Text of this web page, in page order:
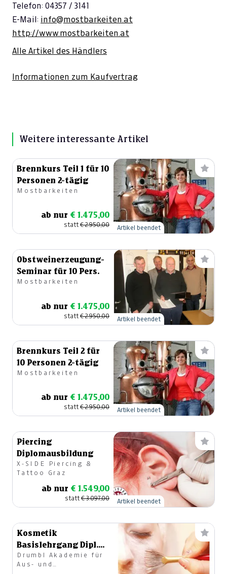
Telefon: 04357 / 3141
E-Mail: info@mostbarkeiten.at
http://www.mostbarkeiten.at
Alle Artikel des Händlers
Informationen zum Kaufvertrag
Weitere interessante Artikel
Brennkurs Teil 1 für 10
Personen 2-tägig
Mostbarkeiten
ab nur € 1.475,00
statt€ 2.950,00 Artikel beendet
Obstweinerzeugung-
Seminar für 10 Pers.
Mostbarkeiten
ab nur € 1.475,00
statt€ 2.950,00 Artikel beendet
Brennkurs Teil 2 für
10 Personen 2-tägig
Mostbarkeiten
ab nur € 1.475,00
statt€ 2.950,00 Artikel beendet
Piercing
Diplomausbildung
X-SIDE Piercing &
Tattoo Graz
ab nur € 1.549,00
statt€ 3.097,00 Artikel beendet
Kosmetik
Basislehrgang Dipl.
Ausbildung
Drumbl Akademie für
Aus- und